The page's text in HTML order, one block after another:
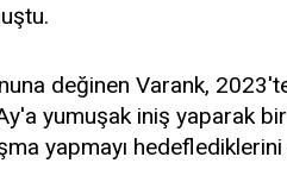
değinen Varank,
yumuşak iniş yaparak bir
yapmayı